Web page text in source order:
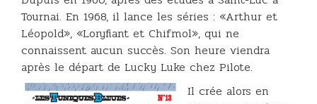
Tournai. En 1968, il lance les séries : «Arthur et
Léopold», «Loryfiant et Chifmol», qui ne
connaissent aucun succès. Son heure viendra
après le départ de Lucky Luke chez Pilote.
Il crée alors en